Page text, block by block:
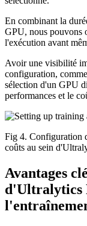
En combinant la
GPU, nous pouvons
l'exécution avant
Avoir une visibilité
configuration,
sélection d'un GPU
performances et le
Fig 4. Configuration
coûts au sein
Avantages
d'Ultralytics